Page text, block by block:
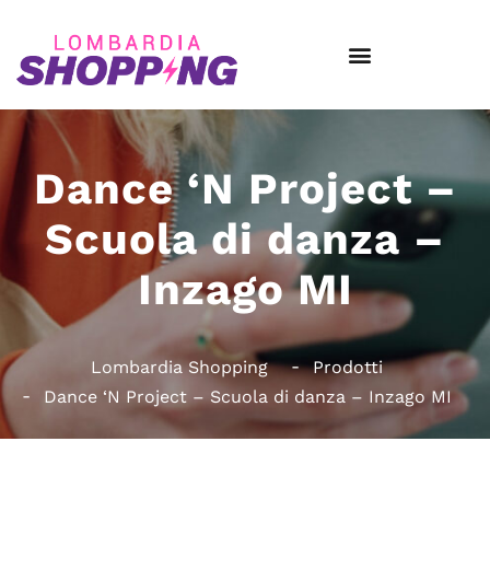
Dance ‘N Project –
Scuola di danza –
Inzago MI
Lombardia Shopping
Prodotti
Dance ‘N Project – Scuola di danza – Inzago MI